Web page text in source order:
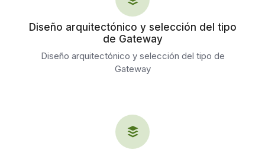
Diseño arquitectónico y selección del tipo
de Gateway
Diseño arquitectónico y selección del tipo de
Gateway